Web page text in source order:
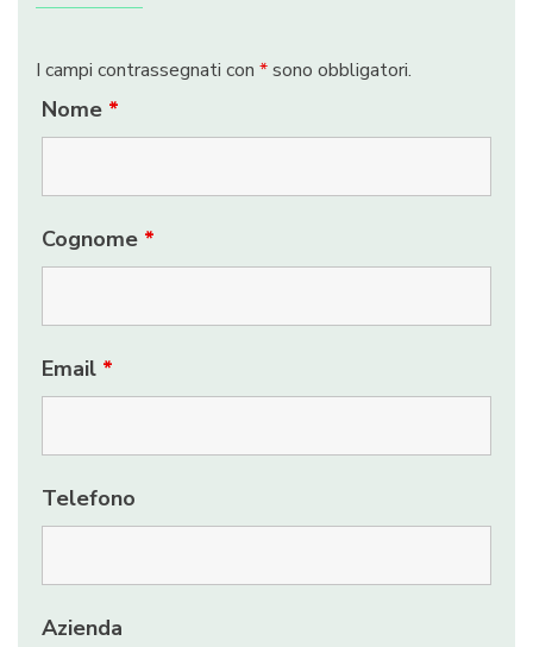
I campi contrassegnati con *sono obbligatori.
Nome *
Cognome *
Email *
Telefono
Azienda